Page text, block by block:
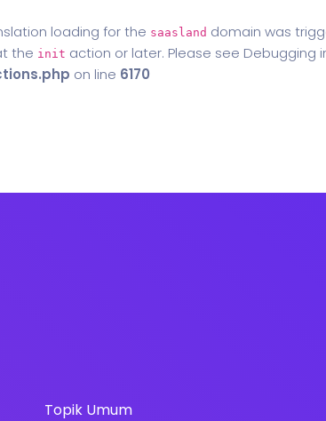
loading for the saasland domain was
the init action or later. Please see Debugging
on line 6170
Topik Umum